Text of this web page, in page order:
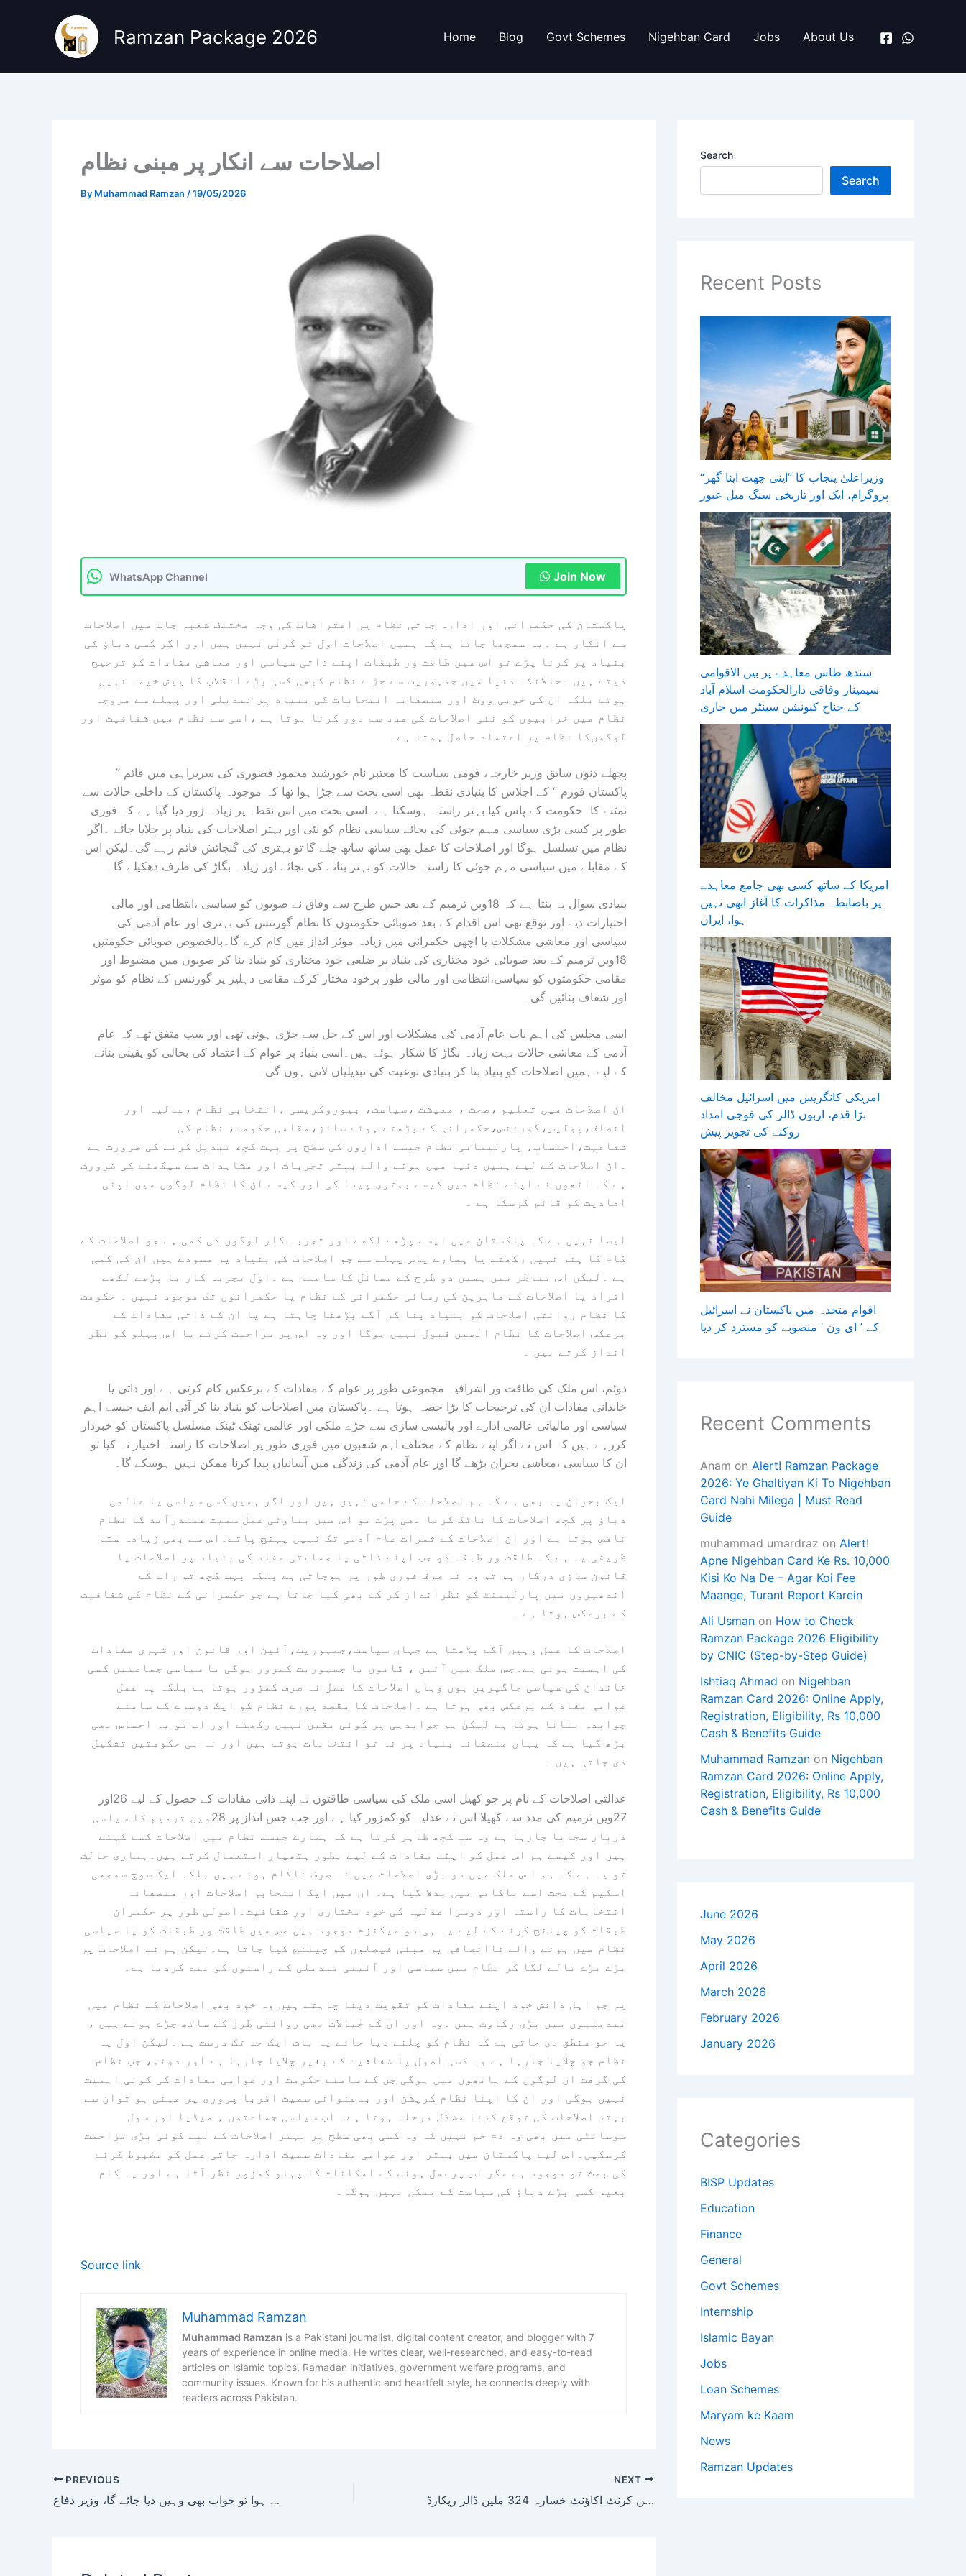
Ramzan Package 2026 Home Blog Govt Schemes Nigehban Card Jobs About Us
اصلاحات سے انکار پر مبنی نظام
By Muhammad Ramzan /19/05/2026
WhatsApp Channel Join Now
پاکستان کی حکمرانی اور ادارہ جاتی نظام پر اعتراضات کی وجہ مختلف شعبہ جات میں اصلاحات
سے انکار ہے ۔یہ سمجھا جاتا ہے کہ ہمیں اصلاحات اول تو کرنی نہیں ہیں اور اگر کسی دباؤ کی
بنیاد پر کرنا پڑے تو اس میں طاقت ور طبقات اپنے ذاتی سیاسی اور معاشی مفادات کو ترجیح
دیتے ہیں ۔حالانکہ دنیا میں جمہوریت سے جڑ ے نظام کبھی کسی بڑے انقلاب کا پیش خیمہ نہیں
ہوتے بلکہ ان کی خوبی ووٹ اور منصفانہ انتخابات کی بنیاد پر تبدیلی اور پہلے سے مروجہ
نظام میں خرابیوں کو نئی اصلاحات کی مدد سے دور کرنا ہوتا ہے ،اسی سے نظام میں شفافیت اور
لوگوںکا نظام پر اعتماد حاصل ہوتا ہے۔
پچھلے دنوں سابق وزیر خارجہ، قومی سیاست کا معتبر نام خورشید محمود قصوری کی سربراہی میں قائم ’’
پاکستان فورم ‘‘ کے اجلاس کا بنیادی نقطہ بھی اسی بحث سے جڑا ہوا تھا کہ موجودہ پاکستان کے داخلی حالات سے
نمٹنے کا حکومت کے پاس کیا بہتر راستہ ہوسکتا ہے۔اسی بحث میں اس نقطہ پر زیادہ زور دیا گیا ہے کہ فوری
طور پر کسی بڑی سیاسی مہم جوئی کی بجائے سیاسی نظام کو نئی اور بہتر اصلاحات کی بنیاد پر چلایا جائے ۔اگر
نظام میں تسلسل ہوگا اور اصلاحات کا عمل بھی ساتھ ساتھ چلے گا تو بہتری کی گنجائش قائم رہے گی۔لیکن اس
کے مقابلے میں سیاسی مہم جوئی کا راستہ حالات کو بہتر بنانے کی بجائے اور زیادہ بگاڑ کی طرف دھکیلے گا۔
بنیادی سوال یہ بنتا ہے کہ 18ویں ترمیم کے بعد جس طرح سے وفاق نے صوبوں کو سیاسی ،انتظامی اور مالی
اختیارات دیے اور توقع تھی اس اقدام کے بعد صوبائی حکومتوں کا نظام گورننس کی بہتری اور عام آدمی کی
سیاسی اور معاشی مشکلات یا اچھی حکمرانی میں زیادہ موثر انداز میں کام کرے گا۔بالخصوص صوبائی حکومتیں
18ویں ترمیم کے بعد صوبائی خود مختاری کی بنیاد پر ضلعی خود مختاری کو بنیاد بنا کر صوبوں میں مضبوط اور
مقامی حکومتوں کو سیاسی،انتظامی اور مالی طور پرخود مختار کرکے مقامی دہلیز پر گورننس کے نظام کو موثر
اور شفاف بنائیں گی۔
اسی مجلس کی اہم بات عام آدمی کی مشکلات اور اس کے حل سے جڑی ہوئی تھی اور سب متفق تھے کہ عام
آدمی کے معاشی حالات بہت زیادہ بگاڑ کا شکار ہوئے ہیں۔اسی بنیاد پر عوام کے اعتماد کی بحالی کو یقینی بنانے
کے لیے ہمیں اصلاحات کو بنیاد بنا کر بنیادی نوعیت کی تبدیلیاں لانی ہوں گی۔
ان اصلاحات میں تعلیم ،صحت ، معیشت ،سیاست، بیوروکریسی ،انتخابی نظام ،عدلیہ اور
انصاف،پولیس،گورننس،حکمرانی کے بڑھتے ہوئے سائز،مقامی حکومت، نظام کی
شفافیت،احتساب، پارلیمانی نظام جیسے اداروں کی سطح پر بہت کچھ تبدیل کرنے کی ضرورت ہے
۔ان اصلاحات کے لیے ہمیں دنیا میں ہونے والے بہتر تجربات اور مشاہدات سے سیکھنے کی ضرورت
ہے کہ انھوں نے اپنے نظام میں کیسے بہتری پیدا کی اور کیسے ان کا نظام لوگوں میں اپنی
افادیت کو قائم کرسکا ہے ۔
ایسا نہیں ہے کہ پاکستان میں ایسے پڑھے لکھے اور تجربہ کار لوگوں کی کمی ہے جو اصلاحات کے
کام کا ہنر نہیں رکھتے یا ہمارے پاس پہلے سے جو اصلاحات کی بنیاد پر مسودے ہیں ان کی کمی
ہے ۔لیکں اس تناظر میں ہمیں دو طرح کے مسائل کا سامنا ہے ۔اول تجربہ کار یا پڑھے لکھے
افراد یا اصلاحات کے ماہرین کی رسائی حکمرانی کے نظام یا حکمرانوں تک موجود نہیں ۔ حکومت
کا نظام روائتی اصلاحات کو بنیاد بنا کر آگے بڑھنا چاہتا ہے یا ان کے ذاتی مفادات کے
برعکس اصلاحات کا نظام انھیں قبول نہیں ہوگا اور وہ اس پر مزاحمت کرتے یا اس پہلو کو نظر
انداز کرتے ہیں ۔
دوئم، اس ملک کی طاقت ور اشرافیہ مجموعی طور پر عوام کے مفادات کے برعکس کام کرتی ہے اور ذاتی یا
خاندانی مفادات ان کی ترجیحات کا بڑا حصہ ہوتا ہے ۔پاکستان میں اصلاحات کو بنیاد بنا کر آئی ایم ایف جیسے اہم
سیاسی اور مالیاتی عالمی ادارے اور پالیسی سازی سے جڑے ملکی اور عالمی تھنک ٹینک مسلسل پاکستان کو خبردار
کررہے ہیں کہ اس نے اگر اپنے نظام کے مختلف اہم شعبوں میں فوری طور پر اصلاحات کا راستہ اختیار نہ کیا تو
ان کا سیاسی ،معاشی بحران بڑھے گا اور عام آدمی کی زندگی میں آسانیاں پیدا کرنا ممکن نہیں ہوسکے گا۔
ایک بحران یہ بھی ہے کہ ہم اصلاحات کے حامی نہیں ہیں اور اگر ہمیں کسی سیاسی یا عالمی
دباؤ پر کچھ اصلاحات کا ناٹک کرنا بھی پڑے تو اس میں بناوٹی عمل سمیت عملدرآمد کا نظام
ناقص ہوتا ہے اور ان اصلاحات کے ثمرات عام آدمی تک نہیں پہنچ پاتے۔اس سے بھی زیادہ ستم
ظریفی یہ ہے کہ طاقت ور طبقہ کو جب اپنے ذاتی یا جماعتی مفاد کی بنیاد پر اصلاحات یا
قانون سازی درکار ہو تو وہ نہ صرف فوری طور پر ہوجاتی ہے بلکہ بہت کچھ تو رات کے
اندھیروں میں پارلیمنٹ کو نظرانداز کر کے بھی کیا جاتا ہے جو حکمرانی کے نظام کی شفافیت
کے برعکس ہوتا ہے ۔
کی اہمیت ہوتی ہے۔جس ملک میں آئین ، قانون یا جمہوریت کمزور ہوگی یا سیاسی جماعتیں کسی
خاندان کی سیاسی جاگیریں ہوں وہاں اصلاحات کا عمل نہ صرف کمزور ہوتا ہے بلکہ یہ عمل
عوامی مفاد کے برعکس بھی ہوتا ہے ۔اصلاحات کا مقصد پورے نظام کو ایک دوسرے کے سامنے
جوابدہ بنانا ہوتا ہے لیکن ہم جوابدہی پر کوئی یقین نہیں رکھتے اور اب تو یہ احساس بھی
بڑھ گیا ہے کہ یہاں منصفانہ بنیاد پر نہ تو انتخابات ہوتے ہیں اور نہ ہی حکومتیں تشکیل
دی جاتی ہیں ۔
عدالتی اصلاحات کے نام پر جو کھیل اسی ملک کی سیاسی طاقتوں نے اپنے ذاتی مفادات کے حصول کے لیے 26اور
27ویں ترمیم کی مدد سے کھیلا اس نے عدلیہ کو کمزور کیا ہے اور جب جس انداز پر 28ویں ترمیم کا سیاسی
دربار سجایا جارہا ہے وہ سب کچھ ظاہر کرتا ہے کہ ہمارے جیسے نظام میں اصلاحات کسے کہتے
ہیں اور کیسے ہم اس عمل کو اپنے مفادات کے لیے بطور ہتھیار استعمال کرتے ہیں۔ہماری حالت
تو یہ ہے کہ ہم ا س ملک میں دو بڑی اصلاحات میں نہ صرف ناکام ہوئے ہیں بلکہ ایک سوچ سمجھی
اسکیم کے تحت اسے ناکامی میں بدلا گیا ہے۔ ان میں ایک انتخابی اصلاحات اور منصفانہ
انتخابات کا راستہ اور دوسرا عدلیہ کی خود مختاری اور شفافیت۔اصولی طور پر حکمران
طبقات کو چیلنج کرنے کے لیے یہ ہی دو میکنزم موجود ہیں جس میں طاقت ور طبقات کو یا سیاسی
نظام میں ہونے والے ناانصافی پر مبنی فیصلوں کو چیلنج کیا جاتا ہے۔لیکن ہم نے اصلاحات پر
بڑے بڑے تالے لگا کر نظام میں سیاسی اور آئینی تبدیلی کے راستوں کو بند کردیا ہے۔
یہ جو اہل دانش خود اپنے مفادات کو تقویت دینا چاہتے ہیں وہ خود بھی اصلاحات کے نظام میں
تبدیلیوں میں بڑی رکاوٹ ہیں ۔وہ اور ان کے خیالات بھی روائتی طرز کے ساتھ جڑے ہوئے ہیں ،
یہ جو منطق دی جاتی ہے کہ نظام کو چلنے دیا جائے یہ بات ایک حد تک درست ہے ۔لیکن اول یہ
نظام جو چلایا جارہا ہے وہ کسی اصول یا شفافیت کے بغیر چلایا جارہا ہے اور دوئم، جب نظام
کی گرفت ان لوگوں کے ہاتھوں میں ہوگی جن کے سامنے حکومت اور عوامی مفادات کی کوئی اہمیت
نہیں ہوگی اور ان کا اپنا نظام کرپشن اور بدعنوانی سمیت اقربا پروری پر مبنی ہو توان سے
بہتر اصلاحات کی توقع کرنا مشکل مرحلہ ہوتا ہے۔ اب سیاسی جماعتوں ، میڈیا اور سول
سوسائٹی میں بھی وہ دم خم نہیں کہ وہ کسی بھی سطح پر بہتر اصلاحات کے لیے کوئی بڑی مزاحمت
کرسکیں۔اس لیے پاکستان میں بہتر اور عوامی مفادات سمیت ادارہ جاتی عمل کو مضبوط کرنے
کی بحث تو موجود ہے مگر اس پرعمل ہونے کے امکانات کا پہلو کمزور نظر آتا ہے اور یہ کام
بغیر کسی بڑے دباؤ کی سیاست کے ممکن نہیں ہوگا۔
Source link
Muhammad Ramzan
Muhammad Ramzan is a Pakistani journalist, digital content creator, and blogger with 7
years of experience in online media. He writes clear, well-researched, and easy-to-read
articles on Islamic topics, Ramadan initiatives, government welfare programs, and
community issues. Known for his authentic and heartfelt style, he connects deeply with
readers across Pakistan.
PREVIOUS
افغانستان سے جس جگہ سے حملہ ہوا تو جواب بھی وہیں دیا جائے گا، وزیر دفاع
NEXT
اپریل 2026 میں کرنٹ اکاؤنٹ خسارہ 324 ملین ڈالر ریکارڈ
Search
Search
Recent Posts
وزیراعلیٰ پنجاب کا ’’اپنی چھت اپنا گھر‘‘
پروگرام، ایک اور تاریخی سنگ میل عبور
سندھ طاس معاہدے پر بین الاقوامی
سیمینار وفاقی دارالحکومت اسلام آباد
کے جناح کنونشن سینٹر میں جاری
امریکا کے ساتھ کسی بھی جامع معاہدے
پر باضابطہ مذاکرات کا آغاز ابھی نہیں
ہوا، ایران
امریکی کانگریس میں اسرائیل مخالف
بڑا قدم، اربوں ڈالر کی فوجی امداد
روکنے کی تجویز پیش
اقوام متحدہ میں پاکستان نے اسرائیل
کے ’ ای ون ‘ منصوبے کو مسترد کر دیا
Recent Comments
Anam on Alert! Ramzan Package
2026: Ye Ghaltiyan Ki To Nigehban
Card Nahi Milega | Must Read
Guide
muhammad umardraz on Alert!
Apne Nigehban Card Ke Rs. 10,000
Kisi Ko Na De – Agar Koi Fee
Maange, Turant Report Karein
Ali Usman on How to Check
Ramzan Package 2026 Eligibility
by CNIC (Step-by-Step Guide)
Ishtiaq Ahmad on Nigehban
Ramzan Card 2026: Online Apply,
Registration, Eligibility, Rs 10,000
Cash & Benefits Guide
Muhammad Ramzan on Nigehban
Ramzan Card 2026: Online Apply,
Registration, Eligibility, Rs 10,000
Cash & Benefits Guide
June 2026
May 2026
April 2026
March 2026
February 2026
January 2026
Categories
BISP Updates
Education
Finance
General
Govt Schemes
Internship
Islamic Bayan
Jobs
Loan Schemes
Maryam ke Kaam
News
Ramzan Updates